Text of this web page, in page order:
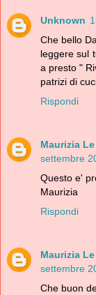
Unknown
Che bello
leggere sul
a presto "
patrizi di
Rispondi
Maurizia
settembre
Questo e'
Maurizia
Rispondi
Maurizia
settembre
Che buon